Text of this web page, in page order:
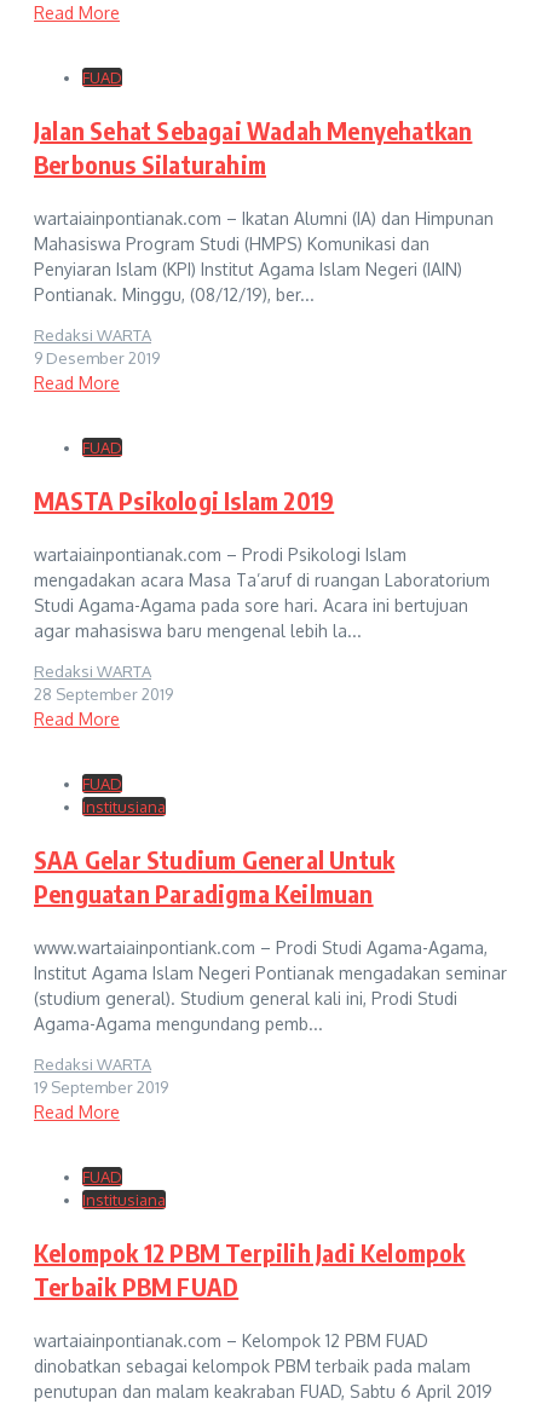
Read More
FUAD
Jalan Sehat Sebagai Wadah Menyehatkan
Berbonus Silaturahim
wartaiainpontianak.com – Ikatan Alumni (IA) dan Himpunan
Mahasiswa Program Studi (HMPS) Komunikasi dan
Penyiaran Islam (KPI) Institut Agama Islam Negeri (IAIN)
Pontianak. Minggu, (08/12/19), ber...
Redaksi WARTA
9 Desember 2019
Read More
FUAD
MASTA Psikologi Islam 2019
wartaiainpontianak.com – Prodi Psikologi Islam
mengadakan acara Masa Ta’aruf di ruangan Laboratorium
Studi Agama-Agama pada sore hari. Acara ini bertujuan
agar mahasiswa baru mengenal lebih la...
Redaksi WARTA
28 September 2019
Read More
FUAD
Institusiana
SAA Gelar Studium General Untuk
Penguatan Paradigma Keilmuan
www.wartaiainpontiank.com – Prodi Studi Agama-Agama,
Institut Agama Islam Negeri Pontianak mengadakan seminar
(studium general). Studium general kali ini, Prodi Studi
Agama-Agama mengundang pemb...
Redaksi WARTA
19 September 2019
Read More
FUAD
Institusiana
Kelompok 12 PBM Terpilih Jadi Kelompok
Terbaik PBM FUAD
wartaiainpontianak.com – Kelompok 12 PBM FUAD
dinobatkan sebagai kelompok PBM terbaik pada malam
penutupan dan malam keakraban FUAD, Sabtu 6 April 2019